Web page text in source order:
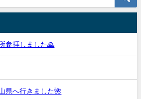
参拝しました🙏
県へ行きました🌺